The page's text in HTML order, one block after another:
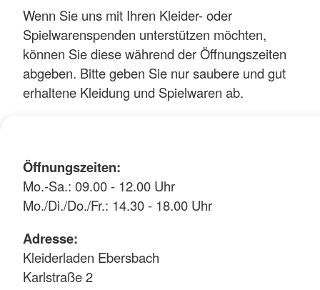
Wenn Sie uns mit Ihren Kleider- oder
Spielwarenspenden unterstützen möchten,
können Sie diese während der Öffnungszeiten
abgeben. Bitte geben Sie nur saubere und gut
erhaltene Kleidung und Spielwaren ab.
Öffnungszeiten:
Mo.-Sa.: 09.00 - 12.00 Uhr
Mo./Di./Do./Fr.: 14.30 - 18.00 Uhr
Adresse:
Kleiderladen Ebersbach
Karlstraße 2